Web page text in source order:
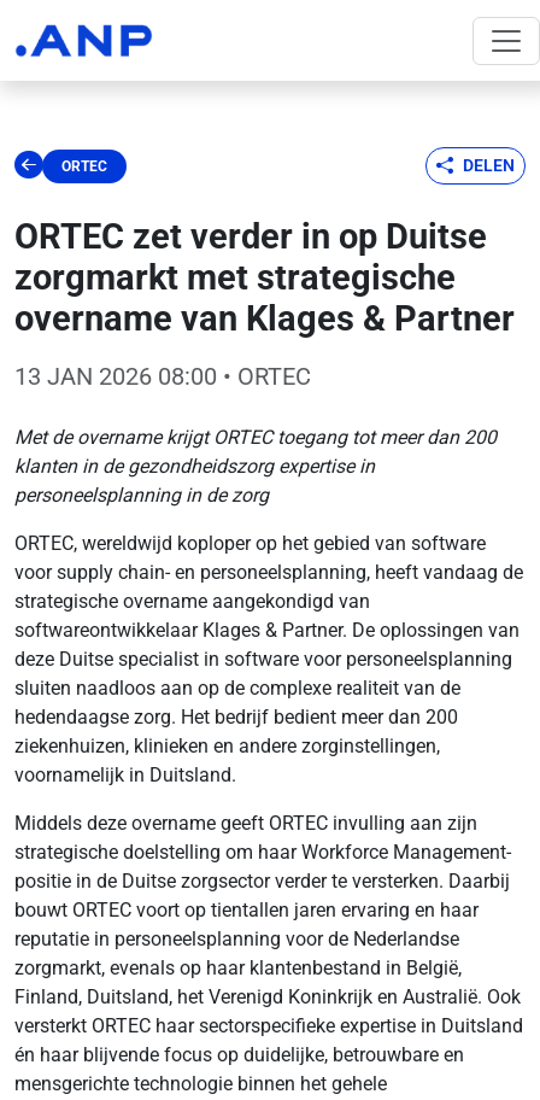
ORTEC DELEN
ORTEC zet verder in op Duitse
zorgmarkt met strategische
overname van Klages & Partner
13 JAN 2026 08:00 • ORTEC
Met de overname krijgt ORTEC toegang tot meer dan 200
klanten in de gezondheidszorg expertise in
personeelsplanning in de zorg
ORTEC, wereldwijd koploper op het gebied van software
voor supply chain- en personeelsplanning, heeft vandaag de
strategische overname aangekondigd van
softwareontwikkelaar Klages & Partner. De oplossingen van
deze Duitse specialist in software voor personeelsplanning
sluiten naadloos aan op de complexe realiteit van de
hedendaagse zorg. Het bedrijf bedient meer dan 200
ziekenhuizen, klinieken en andere zorginstellingen,
voornamelijk in Duitsland.
Middels deze overname geeft ORTEC invulling aan zijn
strategische doelstelling om haar Workforce Management-
positie in de Duitse zorgsector verder te versterken. Daarbij
bouwt ORTEC voort op tientallen jaren ervaring en haar
reputatie in personeelsplanning voor de Nederlandse
zorgmarkt, evenals op haar klantenbestand in België,
Finland, Duitsland, het Verenigd Koninkrijk en Australië. Ook
versterkt ORTEC haar sectorspecifieke expertise in Duitsland
én haar blijvende focus op duidelijke, betrouwbare en
mensgerichte technologie binnen het gehele